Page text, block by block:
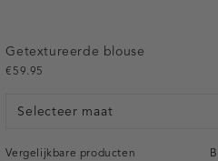
Getextureerde blouse
€59.95
Selecteer maat
Vergelijkbare producten